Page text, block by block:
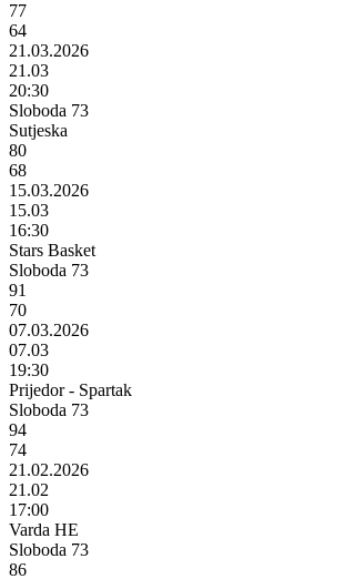
77
64
21.03.2026
21.03
20:30
Sloboda 73
Sutjeska
80
68
15.03.2026
15.03
16:30
Stars Basket
Sloboda 73
91
70
07.03.2026
07.03
19:30
Prijedor - Spartak
Sloboda 73
94
74
21.02.2026
21.02
17:00
Varda HE
Sloboda 73
86